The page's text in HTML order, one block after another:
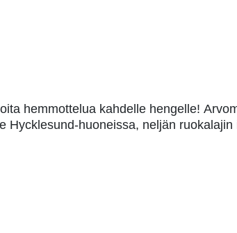
hemmottelua kahdelle hengelle!
Hycklesund-huoneissa, neljän